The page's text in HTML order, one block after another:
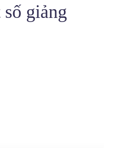
giảng